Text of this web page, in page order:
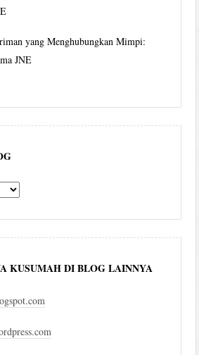
yang Menghubungkan Mimpi:
JNE
KUSUMAH DI BLOG LAINNYA